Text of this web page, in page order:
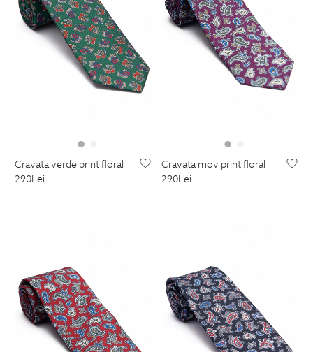
cravata verde print floral
290Lei
cravata mov print floral
290Lei